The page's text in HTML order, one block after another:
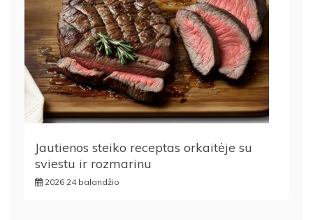
Jautienos steiko receptas orkaitėje su
sviestu ir rozmarinu
2026 24 balandžio